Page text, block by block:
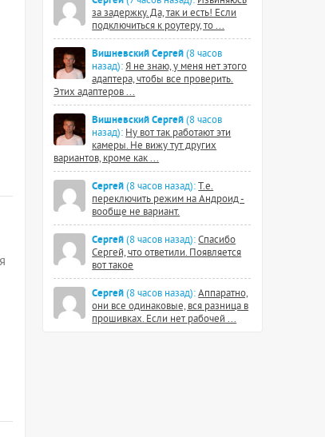
за задержку. Да, так и есть! Если
подключиться к роутеру, то ...
Вишневский Сергей (8 часов
назад): Я не знаю, у меня нет этого
адаптера, чтобы все проверить.
Этих адаптеров ...
Вишневский Сергей (8 часов
назад): Ну вот так работают эти
камеры. Не вижу тут других
вариантов, кроме как ...
Сергей (8 часов назад): Т.е.
переключить режим на Андроид -
вообще не вариант.
Сергей (8 часов назад): Спасибо
Сергей, что ответили. Появляется
вот такое
Сергей (8 часов назад): Аппаратно,
они все одинаковые, вся разница в
прошивках. Если нет рабочей ...